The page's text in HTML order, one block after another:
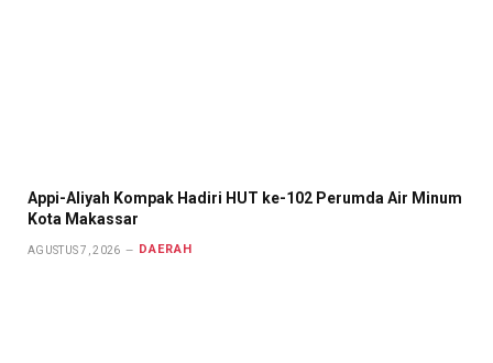
Appi-Aliyah Kompak Hadiri HUT ke-102 Perumda Air Minum
Kota Makassar
AGUSTUS 7, 2026 DAERAH